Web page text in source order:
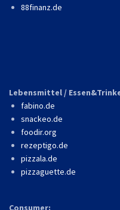
88finanz.de
Lebensmittel /
fabino.de
snackeo.de
foodir.org
rezeptigo.de
pizzala.de
pizzaguette.de
Consumer: